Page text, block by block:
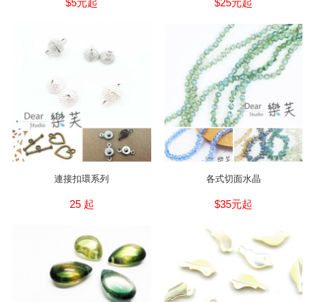
$5元起 $25元起
連接扣環系列
25 起
各式切面水晶
$35元起